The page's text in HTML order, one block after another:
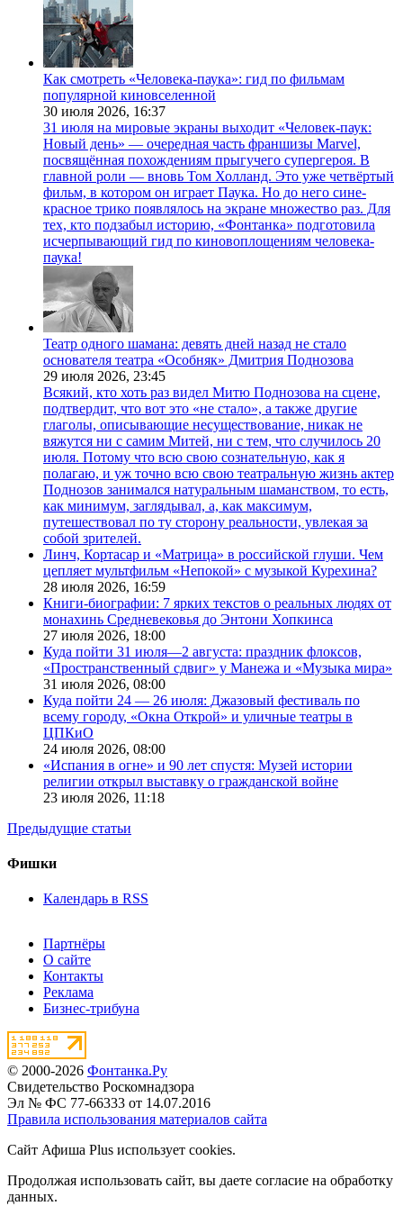
Как смотреть «Человека-паука»: гид по фильмам
популярной киновселенной
30 июля 2026, 16:37
31 июля на мировые экраны выходит «Человек-паук:
Новый день» — очередная часть франшизы Marvel,
посвящённая похождениям прыгучего супергероя. В
главной роли — вновь Том Холланд. Это уже четвёртый
фильм, в котором он играет Паука. Но до него сине-
красное трико появлялось на экране множество раз. Для
тех, кто подзабыл историю, «Фонтанка» подготовила
исчерпывающий гид по киновоплощениям человека-
паука!
Театр одного шамана: девять дней назад не стало
основателя театра «Особняк» Дмитрия Поднозова
29 июля 2026, 23:45
Всякий, кто хоть раз видел Митю Поднозова на сцене,
подтвердит, что вот это «не стало», а также другие
глаголы, описывающие несуществование, никак не
вяжутся ни с самим Митей, ни с тем, что случилось 20
июля. Потому что всю свою сознательную, как я
полагаю, и уж точно всю свою театральную жизнь актер
Поднозов занимался натуральным шаманством, то есть,
как минимум, заглядывал, а, как максимум,
путешествовал по ту сторону реальности, увлекая за
собой зрителей.
Линч, Кортасар и «Матрица» в российской глуши. Чем
цепляет мультфильм «Непокой» с музыкой Курехина?
28 июля 2026, 16:59
Книги-биографии: 7 ярких текстов о реальных людях от
монахинь Средневековья до Энтони Хопкинса
27 июля 2026, 18:00
Куда пойти 31 июля—2 августа: праздник флоксов,
«Пространственный сдвиг» у Манежа и «Музыка мира»
31 июля 2026, 08:00
Куда пойти 24 — 26 июля: Джазовый фестиваль по
всему городу, «Окна Открой» и уличные театры в
ЦПКиО
24 июля 2026, 08:00
«Испания в огне» и 90 лет спустя: Музей истории
религии открыл выставку о гражданской войне
23 июля 2026, 11:18
Предыдущие статьи
Фишки
Календарь в RSS
Партнёры
О сайте
Контакты
Реклама
Бизнес-трибуна
© 2000-2026 Фонтанка.Ру
Свидетельство Роскомнадзора
Эл № ФС 77-66333 от 14.07.2016
Правила использования материалов сайта
Сайт Афиша Plus использует cookies.
Продолжая использовать сайт, вы даете согласие на обработку
данных.